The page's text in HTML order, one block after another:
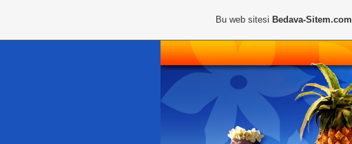
Bu web sitesi Bedava-Sitem.com